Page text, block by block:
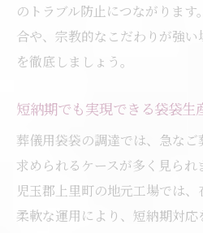
のトラブル防止につながりま
合や、宗教的なこだわりが強
を徹底しましょう。
短納期でも実現できる袋袋生
葬儀用袋袋の調達では、急な
求められるケースが多く見ら
児玉郡上里町の地元工場では
柔軟な運用により、短納期対応